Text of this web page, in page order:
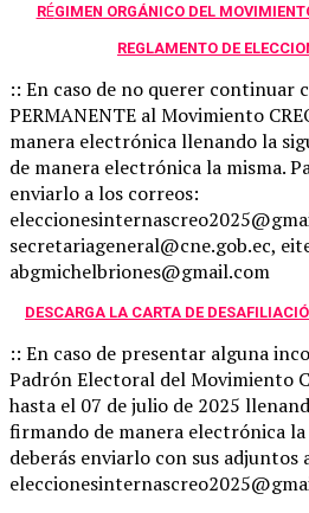
RÉGIMEN ORGÁNICO DEL
REGLAMENTO DE
:: En caso de no querer continuar
PERMANENTE al Movimiento
manera electrónica llenando la
de manera electrónica la misma.
enviarlo a los correos:
secretariageneral@cne.gob.ec,
abgmichelbriones@gmail.com
DESCARGA LA CARTA DE
:: En caso de presentar alguna
Padrón Electoral del Movimiento
hasta el 07 de julio de 2025
firmando de manera electrónica la
deberás enviarlo con sus adjuntos